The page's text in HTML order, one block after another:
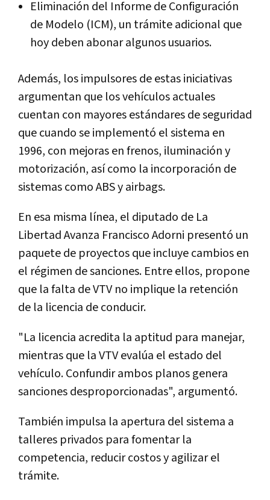
Eliminación del Informe de Configuración
de Modelo (ICM), un trámite adicional que
hoy deben abonar algunos usuarios.
Además, los impulsores de estas iniciativas
argumentan que los vehículos actuales
cuentan con mayores estándares de seguridad
que cuando se implementó el sistema en
1996, con mejoras en frenos, iluminación y
motorización, así como la incorporación de
sistemas como ABS y airbags.
En esa misma línea, el diputado de La
Libertad Avanza Francisco Adorni presentó un
paquete de proyectos que incluye cambios en
el régimen de sanciones. Entre ellos, propone
que la falta de VTV no implique la retención
de la licencia de conducir.
"La licencia acredita la aptitud para manejar,
mientras que la VTV evalúa el estado del
vehículo. Confundir ambos planos genera
sanciones desproporcionadas", argumentó.
También impulsa la apertura del sistema a
talleres privados para fomentar la
competencia, reducir costos y agilizar el
trámite.